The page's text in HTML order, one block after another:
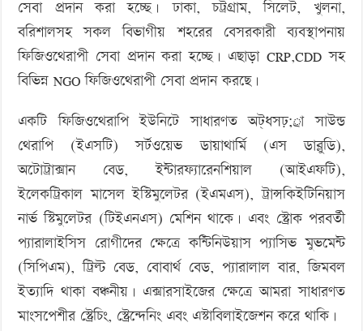
সেবা প্রদান করা হচ্ছে। ঢাকা, চট্রগ্রাম, সিলেট, খুলনা,
বরিশালসহ সকল বিভাগীয় শহরের বেসরকারী ব্যবস্থাপনায়
ফিজিওথেরাপী সেবা প্রদান করা হচ্ছে। এছাড়া CRP,CDD সহ
বিভিন্ন NGO ফিজিওথেরাপী সেবা প্রদান করছে।
একটি ফিজিওথেরাপি ইউনিটে সাধারণত অট্ধসঢ়;্রা সাউন্ড
থেরাপি (ইএসটি) সর্টওয়েভ ডায়াথার্মি (এস ডাব্লুডি),
অটোট্রাক্সান বেড, ইন্টারফ্যারেনশিয়াল (আইএফটি),
ইলেকট্রিকাল মাসেল ইস্টিমুলেটর (ইএমএস), ট্রান্সকিইটিনিয়াস
নার্ভ স্টিমুলেটর (টিইএনএস) মেশিন থাকে। এবং স্ট্রোক পরবর্তী
প্যারালাইসিস রোগীদের ক্ষেত্রে কন্টিনিউয়াস প্যাসিভ মুভমেন্ট
(সিপিএম), ট্রিল্ট বেড, বোবার্থ বেড, প্যারালাল বার, জিমবল
ইত্যাদি থাকা বঞ্চনীয়। এক্সারসাইজের ক্ষেত্রে আমরা সাধারণত
মাংসপেশীর স্ট্রেচিং, স্ট্রেন্দেনিং এবং এস্টাবিলাইজেশন করে থাকি।